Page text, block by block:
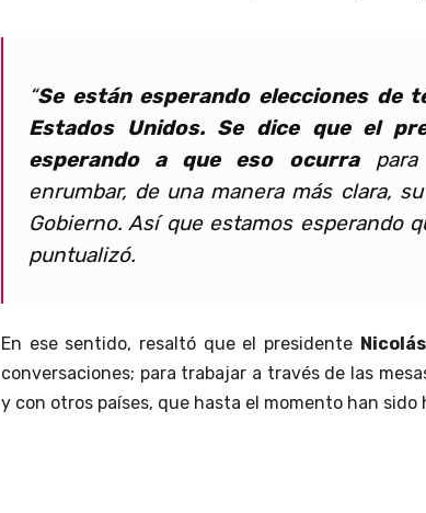
“Se están esperando elecciones de
Estados Unidos. Se dice que el
esperando a que eso ocurrapara
enrumbar, de una manera más clara,
Gobierno. Así que estamos esperando
puntualizó.
En ese sentido, resaltó que el presidente
conversaciones; para trabajar a través de las
y con otros países, que hasta el momento han sido